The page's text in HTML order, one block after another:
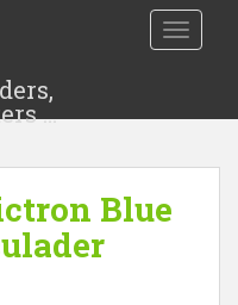
…
Blue